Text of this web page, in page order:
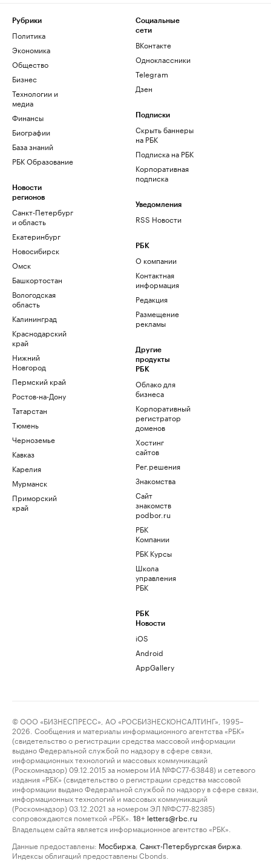
Рубрики
Политика
Экономика
Общество
Бизнес
Технологии и
медиа
Финансы
Биографии
База знаний
РБК Образование
Новости
регионов
Санкт-Петербург
и область
Екатеринбург
Новосибирск
Омск
Башкортостан
Вологодская
область
Калининград
Краснодарский
край
Нижний
Новгород
Пермский край
Ростов-на-Дону
Татарстан
Тюмень
Черноземье
Кавказ
Карелия
Мурманск
Приморский
край
Социальные
сети
ВКонтакте
Одноклассники
Telegram
Дзен
Подписки
Скрыть баннеры
на РБК
Подписка на РБК
Корпоративная
подписка
Уведомления
RSS Новости
РБК
О компании
Контактная
информация
Редакция
Размещение
рекламы
Другие
продукты
РБК
Облако для
бизнеса
Корпоративный
регистратор
доменов
Хостинг
сайтов
Рег.решения
Знакомства
Сайт
знакомств
podbor.ru
РБК
Компании
РБК Курсы
Школа
управления
РБК
РБК
Новости
iOS
Android
AppGallery
© ООО «БИЗНЕСПРЕСС», АО «РОСБИЗНЕСКОНСАЛТИНГ», 1995–
2026. Сообщения и материалы информационного агентства «РБК»
(свидетельство о регистрации средства массовой информации
выдано Федеральной службой по надзору в сфере связи,
информационных технологий и массовых коммуникаций
(Роскомнадзор) 09.12.2015 за номером ИА №ФС77-63848) и сетевого
издания «РБК» (свидетельство о регистрации средства массовой
информации выдано Федеральной службой по надзору в сфере связи,
информационных технологий и массовых коммуникаций
(Роскомнадзор) 03.12.2021 за номером ЭЛ №ФС77-82385)
сопровождаются пометкой «РБК».
18+ letters@rbc.ru
Владельцем сайта является информационное агентство «РБК».
Данные предоставлены: Мосбиржа Санкт-Петербургская биржа
Индексы облигаций предоставлены Cbonds.